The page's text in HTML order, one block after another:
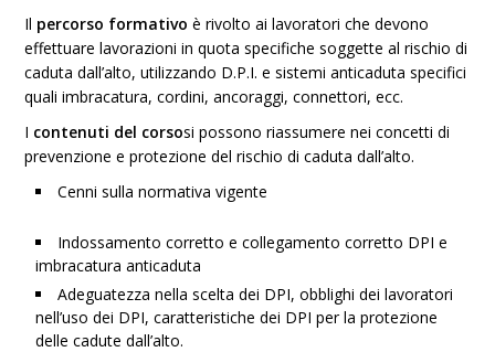
Il percorso formativo è rivolto ai lavoratori che devono
effettuare lavorazioni in quota specifiche soggette al rischio di
caduta dall’alto, utilizzando D.P.I. e sistemi anticaduta specifici
quali imbracatura, cordini, ancoraggi, connettori, ecc.
I contenuti del corsosi possono riassumere nei concetti di
prevenzione e protezione del rischio di caduta dall’alto.
Cenni sulla normativa vigente
Indossamento corretto e collegamento corretto DPI e
imbracatura anticaduta
Adeguatezza nella scelta dei DPI, obblighi dei lavoratori
nell’uso dei DPI, caratteristiche dei DPI per la protezione
delle cadute dall’alto.